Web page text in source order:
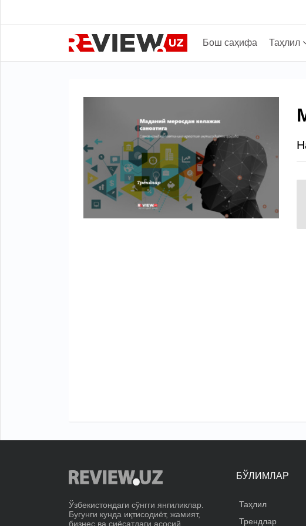
Бош саҳифа Таҳлил
Ўзбекистондаги сўнгги янгиликлар.
Бугунги кунда иқтисодиёт, жамият,
бизнес ва сиёсатдаги асосий
БЎЛИМЛАР
Таҳлил
Трендлар